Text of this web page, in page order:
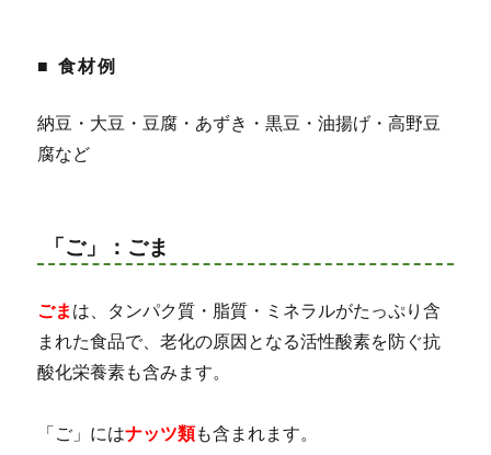
■ 食材例
納豆・大豆・豆腐・あずき・黒豆・油揚げ・高野豆
腐など
「ご」：ごま
ごま は、タンパク質・脂質・ミネラルがたっぷり含
まれた食品で、老化の原因となる活性酸素を防ぐ抗
酸化栄養素も含みます。
「ご」にはナッツ類も含まれます。